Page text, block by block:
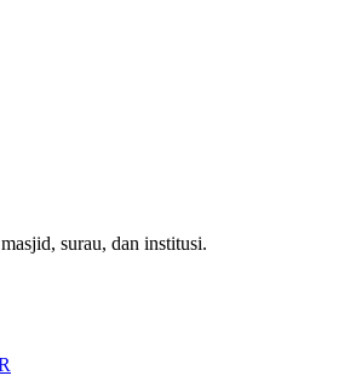
surau, dan institusi.